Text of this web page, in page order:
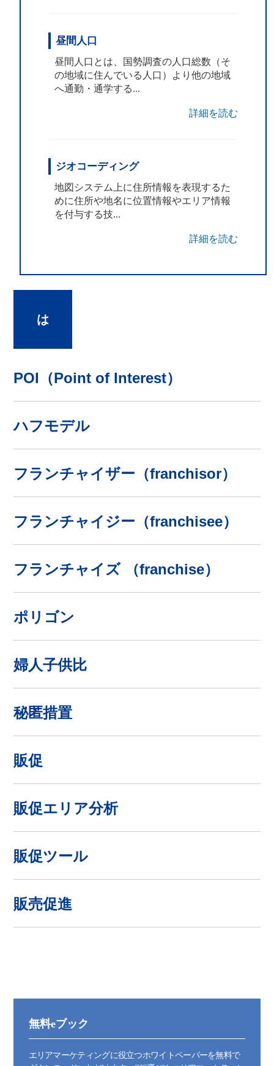
昼間人口
昼間人口とは、国勢調査の人口総数（そ
の地域に住んでいる人口）より他の地域
へ通勤・通学する...
詳細を読む
ジオコーディング
地図システム上に住所情報を表現するた
めに住所や地名に位置情報やエリア情報
を付与する技...
詳細を読む
は
POI（Point of Interest）
ハフモデル
フランチャイザー（franchisor）
フランチャイジー（franchisee）
フランチャイズ （franchise）
ポリゴン
婦人子供比
秘匿措置
販促
販促エリア分析
販促ツール
販売促進
無料eブック
エリアマーケティングに役立つホワイトペーパーを無料で